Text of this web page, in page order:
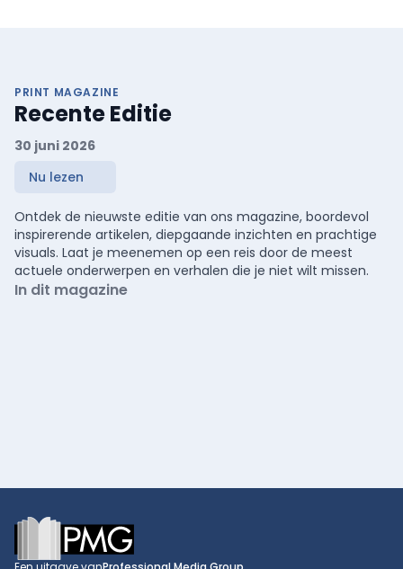
PRINT MAGAZINE
Recente Editie
30 juni 2026
Nu lezen
Ontdek de nieuwste editie van ons magazine, boordevol
inspirerende artikelen, diepgaande inzichten en prachtige
visuals. Laat je meenemen op een reis door de meest
actuele onderwerpen en verhalen die je niet wilt missen.
In dit magazine
Footer